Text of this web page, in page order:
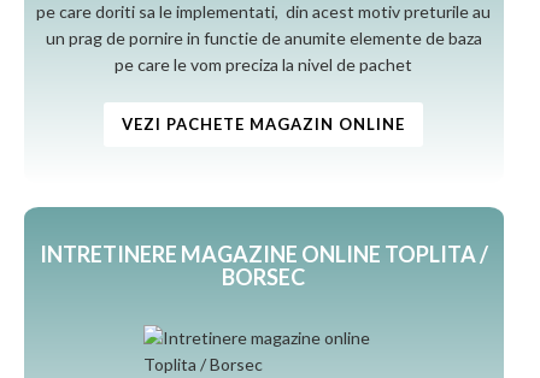
pe care doriti sa le implementati, din acest motiv preturile au
un prag de pornire in functie de anumite elemente de baza
pe care le vom preciza la nivel de pachet
VEZI PACHETE MAGAZIN ONLINE
INTRETINERE MAGAZINE ONLINE TOPLITA /
BORSEC